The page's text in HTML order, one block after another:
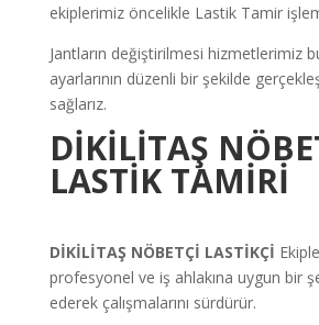
ekiplerimiz öncelikle Lastik Tamir
Jantların değiştirilmesi hizmetlerimiz
ayarlarının düzenli bir şekilde
sağlarız.
DİKİLİTAŞ
LASTİK TAMİRİ
DİKİLİTAŞ NÖBETÇİ LASTİKÇİ
profesyonel ve iş ahlakına uygun bir
ederek çalışmalarını sürdürür.